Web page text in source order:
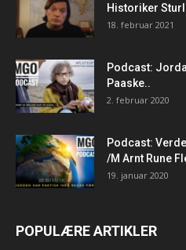
Historiker
18. februar 2021
Podcast:
Paaske..
2. februar 2020
Podcast:
/M Arnt Rune
19. januar 2020
POPULÆRE ARTIKLER